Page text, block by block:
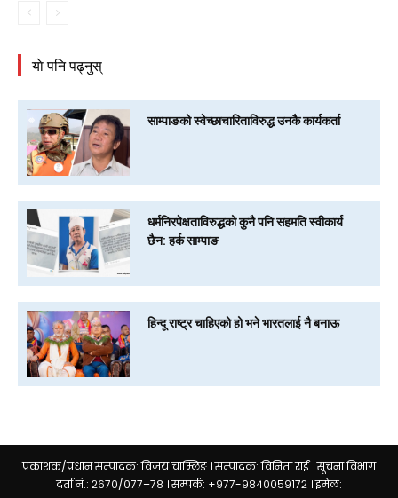
याे पनि पढ्नुस्
साम्पाङको स्वेच्छाचारिताविरुद्ध उनकै कार्यकर्ता
धर्मनिरपेक्षताविरुद्धको कुनै पनि सहमति स्वीकार्य
छैन: हर्क साम्पाङ
हिन्दू राष्ट्र चाहिएको हो भने भारतलाई नै बनाऊ
प्रकाशक/प्रधान सम्पादक: विजय चाम्लिङ । सम्पादक: विनिता राई । सूचना विभाग
दर्ता नं.: २६७०/०७७–७८ । सम्पर्क: +९७७-९८४००५९१७२ । इमेल: